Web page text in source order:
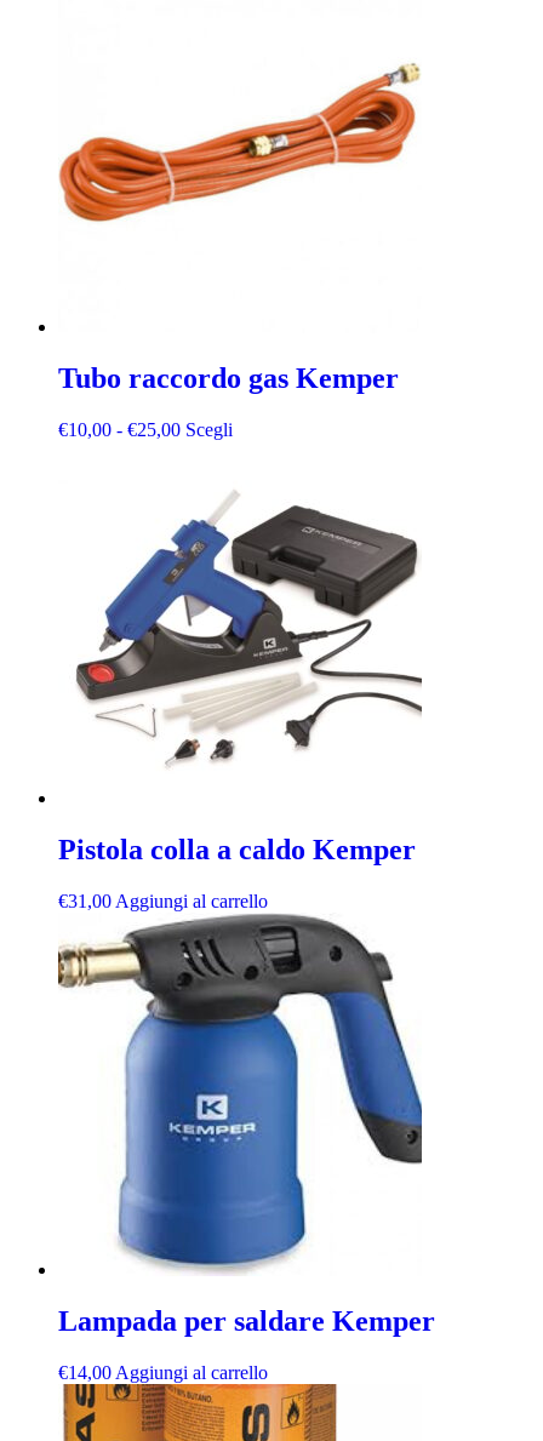
Tubo raccordo gas Kemper
€10,00 - €25,00 Scegli
Pistola colla a caldo Kemper
€31,00 Aggiungi al carrello
Lampada per saldare Kemper
€14,00 Aggiungi al carrello